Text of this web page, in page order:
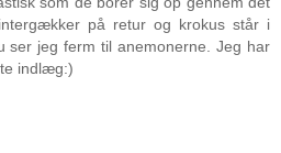
på retur og krokus står i
ser jeg ferm til anemonerne. Jeg har
indlæg:)